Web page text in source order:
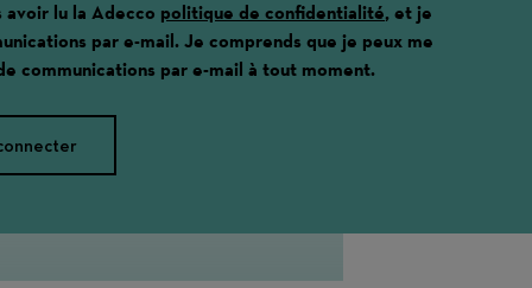
avoir lu la Adecco politique de confidentialité, et je
par e-mail. Je comprends que je peux me
communications par e-mail à tout moment.